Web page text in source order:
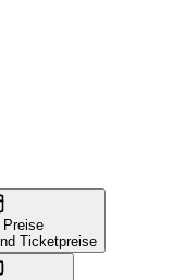
Ticketpreise